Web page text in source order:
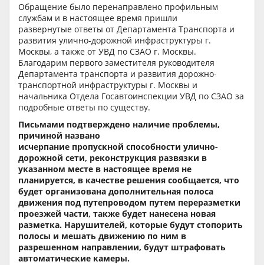
Обращение было перенаправлено профильным
службам и в настоящее время пришли
развернутые ответы от Департамента Транспорта и
развития улично-дорожной инфраструктуры г.
Москвы, а также от УВД по СЗАО г. Москвы.
Благодарим первого заместителя руководителя
Департамента транспорта и развития дорожно-
транспортной инфраструктуры г. Москвы и
начальника Отдела Госавтоинспекции УВД по СЗАО за
подробные ответы по существу.
Письмами подтверждено наличие проблемы,
причиной названо
исчерпание пропускной способности улично-
дорожной сети, реконструкция развязки в
указанном месте в настоящее время не
планируется, в качестве решения сообщается, что
будет организована дополнительная полоса
движения под путепроводом путем переразметки
проезжей части, также будет нанесена новая
разметка. Нарушителей, которые будут стопорить
полосы и мешать движению по ним в
разрешенном направлении, будут штрафовать
автоматические камеры.